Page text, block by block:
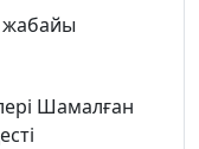
жабайы
Шамалған